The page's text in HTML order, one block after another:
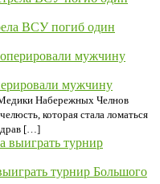
ВСУ погиб один
мужчину
Набережных Челнов
которая стала ломаться
[…]
турнир Большого